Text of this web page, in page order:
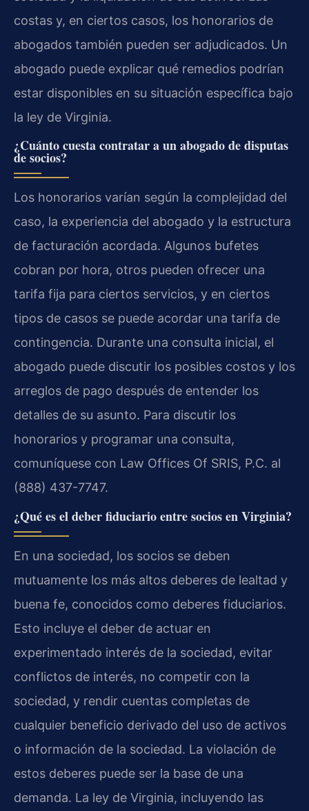
costas y, en ciertos casos, los honorarios de
abogados también pueden ser adjudicados. Un
abogado puede explicar qué remedios podrían
estar disponibles en su situación específica bajo
la ley de Virginia.
¿Cuánto cuesta contratar a un abogado de disputas
de socios?
Los honorarios varían según la complejidad del
caso, la experiencia del abogado y la estructura
de facturación acordada. Algunos bufetes
cobran por hora, otros pueden ofrecer una
tarifa fija para ciertos servicios, y en ciertos
tipos de casos se puede acordar una tarifa de
contingencia. Durante una consulta inicial, el
abogado puede discutir los posibles costos y los
arreglos de pago después de entender los
detalles de su asunto. Para discutir los
honorarios y programar una consulta,
comuníquese con Law Offices Of SRIS, P.C. al
(888) 437-7747.
¿Qué es el deber fiduciario entre socios en Virginia?
En una sociedad, los socios se deben
mutuamente los más altos deberes de lealtad y
buena fe, conocidos como deberes fiduciarios.
Esto incluye el deber de actuar en
experimentado interés de la sociedad, evitar
conflictos de interés, no competir con la
sociedad, y rendir cuentas completas de
cualquier beneficio derivado del uso de activos
o información de la sociedad. La violación de
estos deberes puede ser la base de una
demanda. La ley de Virginia, incluyendo las